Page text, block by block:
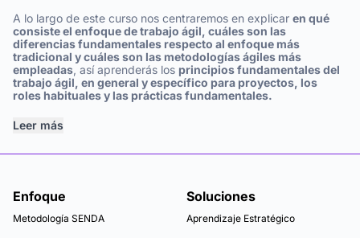
A lo largo de este curso nos centraremos en explicar en qué
consiste el enfoque de trabajo ágil, cuáles son las
diferencias fundamentales respecto al enfoque más
tradicional y cuáles son las metodologías ágiles más
empleadas, así aprenderás los principios fundamentales del
trabajo ágil, en general y específico para proyectos, los
roles habituales y las prácticas fundamentales.
Leer más
Enfoque
Metodología SENDA
Soluciones
Aprendizaje Estratégico